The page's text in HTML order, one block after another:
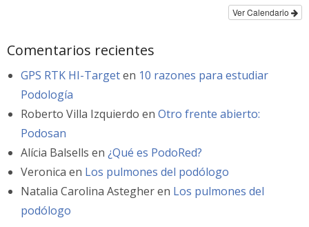
Ver Calendario
Comentarios recientes
GPS RTK HI-Targeten 10 razones para estudiar
Podología
Roberto Villa Izquierdo en Otro frente abierto:
Podosan
Alícia Balsells en ¿Qué es PodoRed?
Veronica en Los pulmones del podólogo
Natalia Carolina Astegheren Los pulmones del
podólogo